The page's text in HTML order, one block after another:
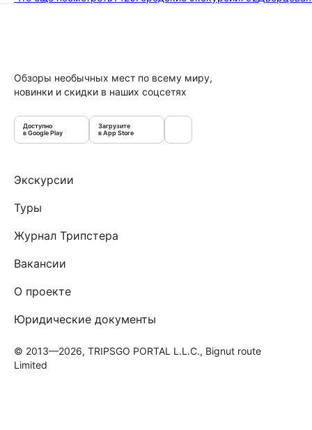
Обзоры необычных мест по всему миру,
новинки и скидки в наших соцсетях
Доступно
в Google Play
Загрузите
в App Store
Экскурсии
Туры
Журнал Трипстера
Вакансии
О проекте
Юридические документы
© 2013—2026, TRIPSGO PORTAL L.L.C., Bignut route
Limited